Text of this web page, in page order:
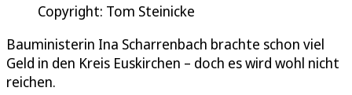
Copyright: Tom Steinicke
Bauministerin Ina Scharrenbach brachte schon viel
Geld in den Kreis Euskirchen – doch es wird wohl nicht
reichen.